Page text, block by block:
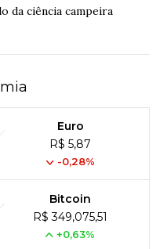
da ciência campeira
Euro
R$ 5,87
-0,28%
Bitcoin
R$ 349,075,51
+0,63%